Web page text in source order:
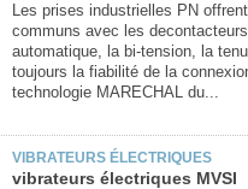
Les prises industrielles PN
communs avec les
automatique, la bi-tension, la
toujours la fiabilité de la
technologie MARECHAL du...
VIBRATEURS ÉLECTRIQUES
vibrateurs électriques MVSI